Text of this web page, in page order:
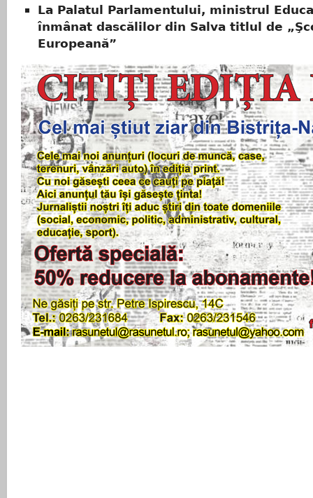
La Palatul Parlamentului, ministrul
înmânat dascălilor din Salva titlul de
Europeană”